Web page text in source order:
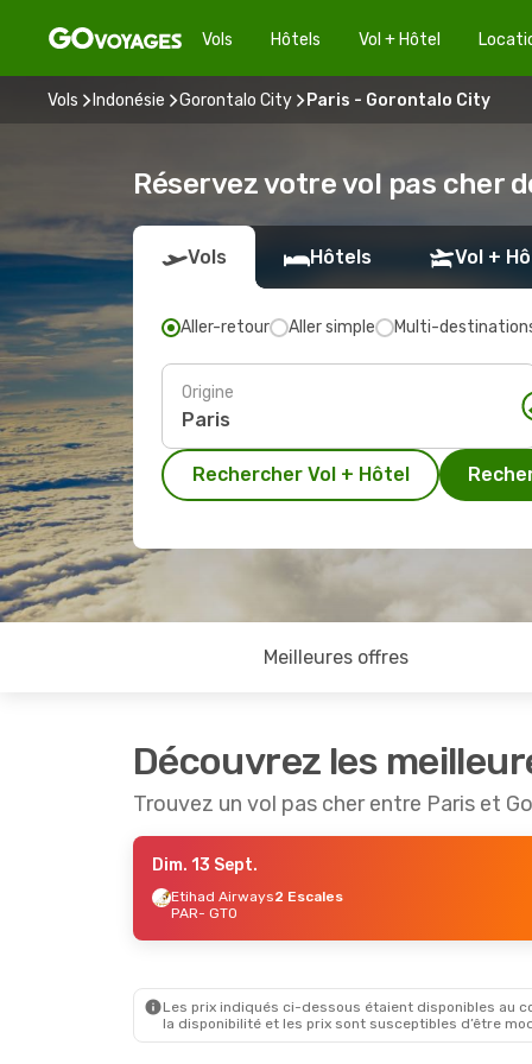
Vols Hôtels Vol + Hôtel
Vols Indonésie Gorontalo City Paris - Gorontalo City
Réservez votre vol pas cher
Vols Hôtels Vol +
Aller-retour Aller simple Multi-
Origine
Rechercher Vol + Hôtel
Meilleures offres
Découvrez les
Trouvez un vol pas cher entre Paris et
Dim. 13 Sept.
Etihad Airways2 Escales
PAR- GTO
Les prix indiqués ci-dessous étaient disponibles au
la disponibilité et les prix sont susceptibles d’être